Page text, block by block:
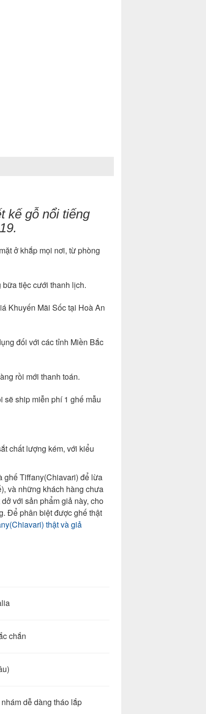
kế gỗ nổi tiếng
ở khắp mọi nơi, từ phòng
tiệc cưới thanh lịch.
Khuyến Mãi Sốc tại Hoà An
đối với các tỉnh Miền Bắc
rồi mới thanh toán.
sẽ ship miễn phí 1 ghế mẫu
chất lượng kém, với kiểu
ghế Tiffany(Chiavari) để lừa
và những khách hàng chưa
với sản phẩm giả này, cho
Để phân biệt được ghế thật
thật và giả
dễ dàng tháo lắp